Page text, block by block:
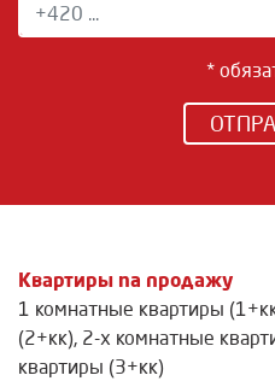
*
Квартиры na продажу
1 комнатные квартиры
(2+кк), 2-х комнатные
квартиры (3+кк)